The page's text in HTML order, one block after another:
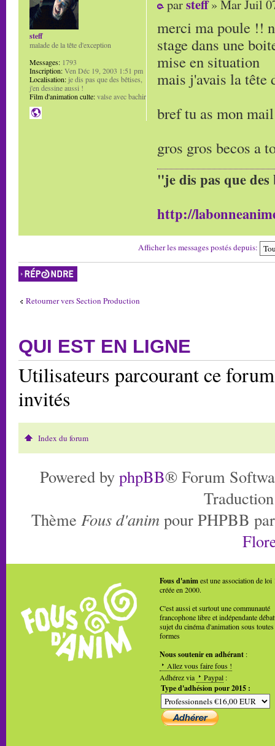
parsteff» Mar Juil
merci ma poule !!
stage dans une
mise en situation
mais j'avais la tête
bref tu as mon
gros gros becos a
"je dis pas que
http://
steff
malade de la tête d'exception
Messages: 1793
Inscription:Ven Déc 19, 2003 1:51 pm
Localisation: je dis pas que des bêtises,
j'en dessine aussi !
Film d'animation culte:valse avec bachir
Afficher les messages postés depuis:
Répondre
Retourner vers Section Production
QUI EST EN LIGNE
Utilisateurs parcourant ce
invités
Index du forum
Powered by phpBB® Forum
Thème Fous d'anim pour PHPBB
Fous d'animest une association de loi
créée en 2000.
C'est aussi et surtout une communauté
francophone libre et indépendante
sujet du cinéma d'animation sous toutes
formes
Nous soutenir en adhérant :
Allez vous faire fous !
Adhérez via
Paypal :
Type d'adhésion pour 2015 :